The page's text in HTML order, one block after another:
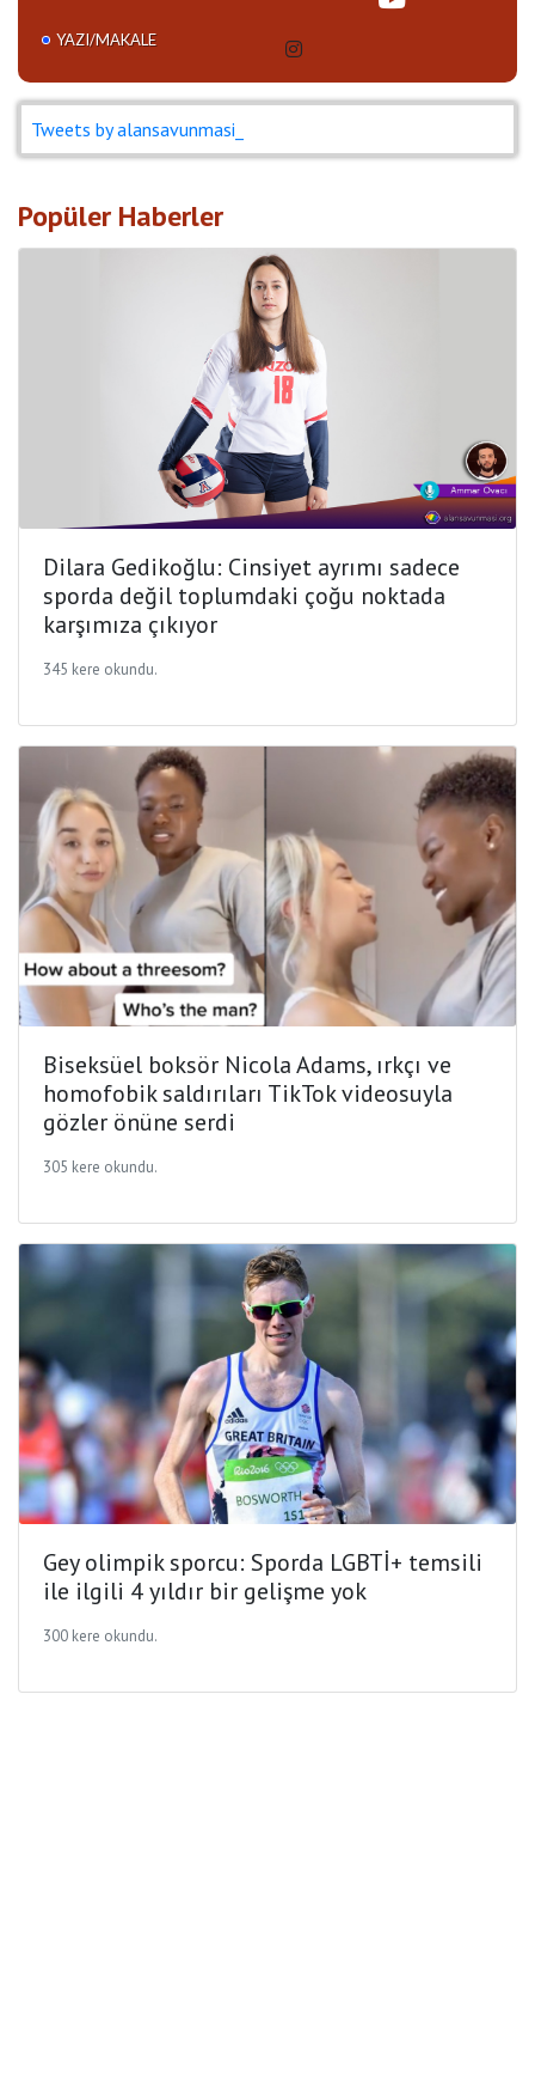
YAZI/MAKALE
Tweets by alansavunmasi_
Popüler Haberler
Dilara Gedikoğlu: Cinsiyet ayrımı sadece
sporda değil toplumdaki çoğu noktada
karşımıza çıkıyor
345 kere okundu.
Biseksüel boksör Nicola Adams, ırkçı ve
homofobik saldırıları TikTok videosuyla
gözler önüne serdi
305 kere okundu.
Gey olimpik sporcu: Sporda LGBTİ+ temsili
ile ilgili 4 yıldır bir gelişme yok
300 kere okundu.